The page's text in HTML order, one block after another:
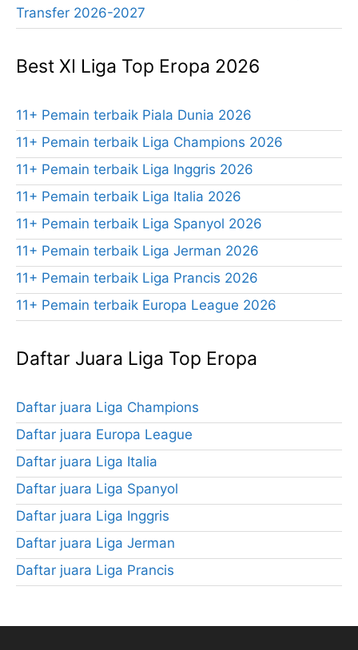
Transfer 2026-2027
Best XI Liga Top Eropa 2026
11+ Pemain terbaik Piala Dunia 2026
11+ Pemain terbaik Liga Champions 2026
11+ Pemain terbaik Liga Inggris 2026
11+ Pemain terbaik Liga Italia 2026
11+ Pemain terbaik Liga Spanyol 2026
11+ Pemain terbaik Liga Jerman 2026
11+ Pemain terbaik Liga Prancis 2026
11+ Pemain terbaik Europa League 2026
Daftar Juara Liga Top Eropa
Daftar juara Liga Champions
Daftar juara Europa League
Daftar juara Liga Italia
Daftar juara Liga Spanyol
Daftar juara Liga Inggris
Daftar juara Liga Jerman
Daftar juara Liga Prancis